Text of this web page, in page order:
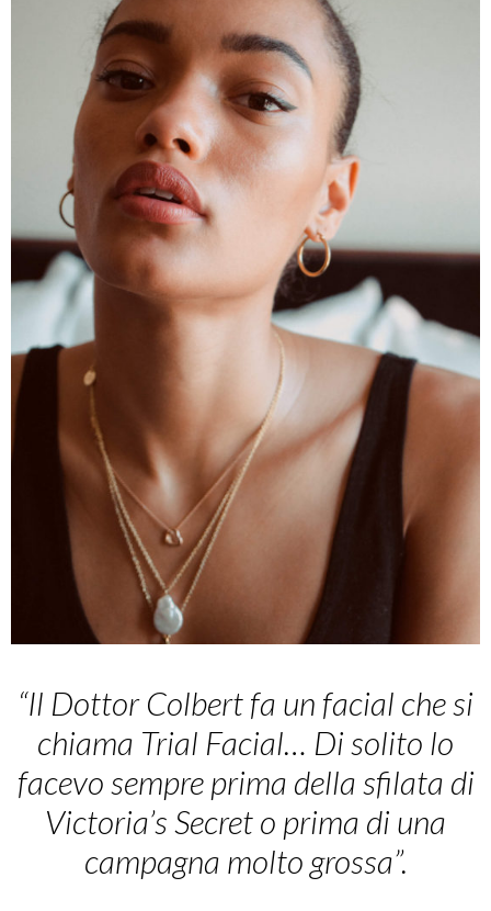
“Il Dottor Colbert fa un facial che si
chiama Trial Facial… Di solito lo
facevo sempre prima della sfilata di
Victoria’s Secret o prima di una
campagna molto grossa”.